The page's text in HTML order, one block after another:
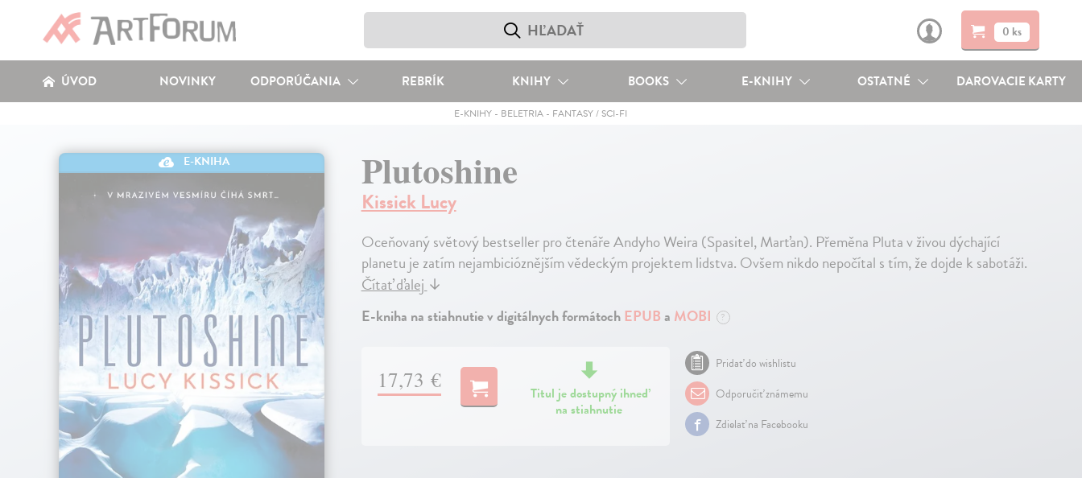
0 ks
ÚVOD NOVINKY ODPORÚČANIA REBRÍK KNIHY BOOKS E-KNIHY OSTATNÉ DAROVACIE KARTY
E-KNIHY - BELETRIA - FANTASY / SCI-FI
E-KNIHA Plutoshine
Kissick Lucy
Oceňovaný světový bestseller pro čtenáře Andyho Weira (Spasitel, Marťan). Přeměna Pluta v živou dýchající
planetu je zatím nejambicióznějším vědeckým projektem lidstva. Ovšem nikdo nepočítal s tím, že dojde k sabotáži.
Čítať ďalej↓
E-kniha na stiahnutie v digitálnych formátochEPUBa MOBI ?
17,73 €
Titul je dostupný ihneď
na stiahnutie
Pridať do wishlistu
Odporučiť známemu
Zdielať na Facebooku